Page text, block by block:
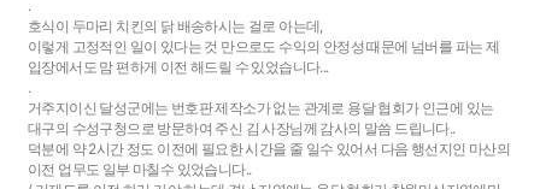
.
호식이 두마리 치킨의 닭 배송하시는 걸로 아는데,
이렇게 고정적인 일이 있다는 것 만으로도 수익의 안정성 때문에 넘버를 파는 제
입장에서도 맘 편하게 이전 해드릴 수 있었습니다...
.
거주지이신 달성군에는 번호판 제작소가 없는 관계로 용달 협회가 인근에 있는
대구의 수성구청으로 방문하여 주신 김 사장님께 감사의 말씀 드립니다..
덕분에 약 2시간 정도 이전에 필요한 시간을 줄 일수 있어서 다음 행선지인 마산의
이전 업무도 일부 마칠수 있었습니다..